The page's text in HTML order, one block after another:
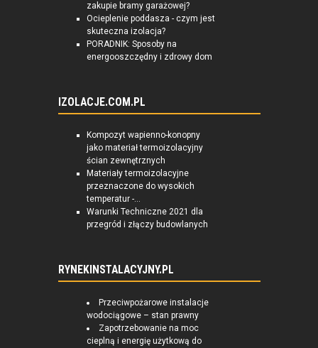
zakupie bramy garażowej?
Ocieplenie poddasza - czym jest
skuteczna izolacja?
PORADNIK: Sposoby na
energooszczędny i zdrowy dom
IZOLACJE.COM.PL
Kompozyt wapienno-konopny
jako materiał termoizolacyjny
ścian zewnętrznych
Materiały termoizolacyjne
przeznaczone do wysokich
temperatur -...
Warunki Techniczne 2021 dla
przegród i złączy budowlanych
RYNEKINSTALACYJNY.PL
Przeciwpożarowe instalacje
wodociągowe – stan prawny
Zapotrzebowanie na moc
cieplną i energię użytkową do